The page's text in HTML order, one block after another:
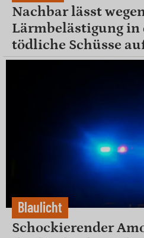
Nachbar lässt
Lärmbelästigung in
tödliche Schüsse
Blaulicht
Schockierender